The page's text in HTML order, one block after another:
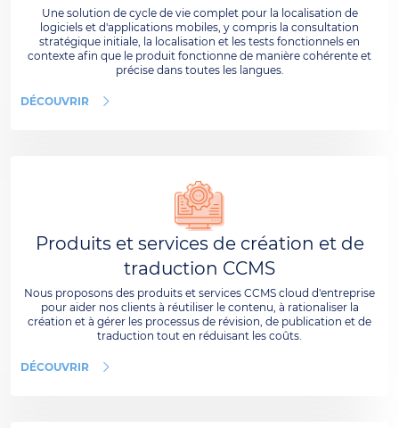
Une solution de cycle de vie complet pour la localisation de
logiciels et d'applications mobiles, y compris la consultation
stratégique initiale, la localisation et les tests fonctionnels en
contexte afin que le produit fonctionne de manière cohérente et
précise dans toutes les langues.
DÉCOUVRIR
Produits et services de création et de
traduction CCMS
Nous proposons des produits et services CCMS cloud d'entreprise
pour aider nos clients à réutiliser le contenu, à rationaliser la
création et à gérer les processus de révision, de publication et de
traduction tout en réduisant les coûts.
DÉCOUVRIR